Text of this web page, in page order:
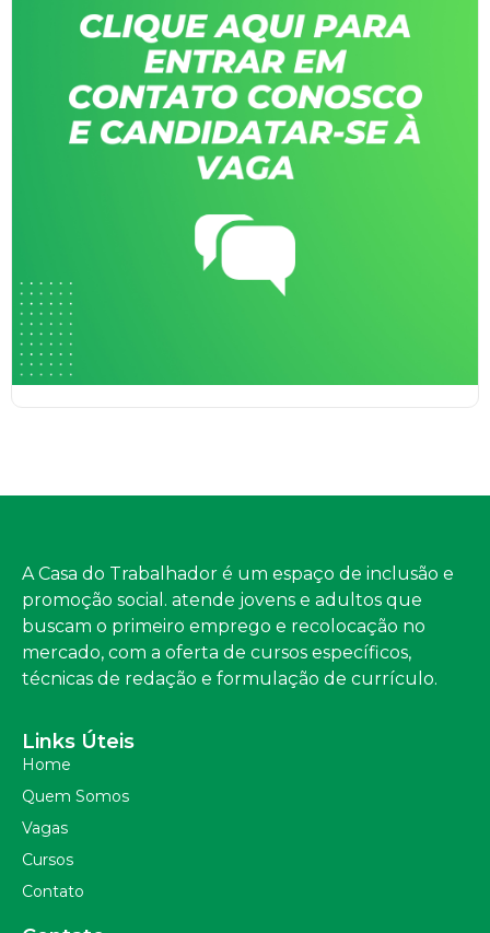
A Casa do Trabalhador é um espaço de inclusão e
promoção social. atende jovens e adultos que
buscam o primeiro emprego e recolocação no
mercado, com a oferta de cursos específicos,
técnicas de redação e formulação de currículo.
Links Úteis
Home
Quem Somos
Vagas
Cursos
Contato